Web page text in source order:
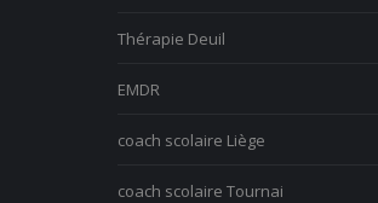
Thérapie Deuil
EMDR
coach scolaire Liège
coach scolaire Tournai